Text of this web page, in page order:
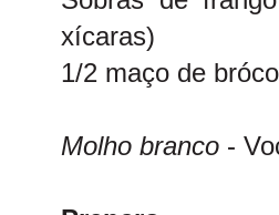
xícaras)
1/2 maço de
Molho branco -